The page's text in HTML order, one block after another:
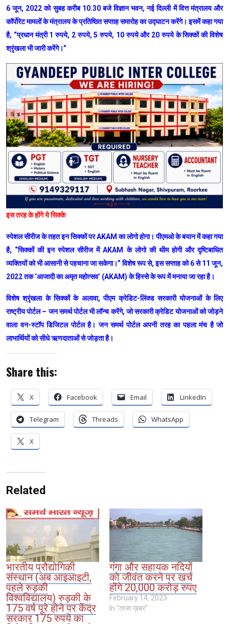
6 जून, 2022 को सुबह करीब 10.30 बजे विज्ञान भवन, नई दिल्ली में वित्त मंत्रालय और
कॉर्पोरेट मामलों के मंत्रालय के प्रतिष्ठित सप्ताह समारोह का उद्घाटन करेंगे। इसमें कहा गया
है, “प्रधान मंत्री 1 रुपये, 2 रुपये, 5 रुपये, 10 रुपये और 20 रुपये के सिक्कों की विशेष
श्रृंखला भी जारी करेंगे।”
इस तरह के होंगे ये सिक्के
स्पेशल सीरीज के तहत इन सिक्कों पर AKAM का लोगो होगा। पीएमओ के बयान में कहा गया
है, “सिक्कों की इन स्पेशल सीरीज में AKAM के लोगो की थीम होगी और दृष्टिबाधित
व्यक्तियों को भी आसानी से पहचाना जा सकेगा।” विशेष रूप से, इस सप्ताह को 6 से 11 जून,
2022 तक ‘आजादी का अमृत महोत्सव’ (AKAM) के हिस्से के रूप में मनाया जा रहा है।
विशेष श्रृंखला के सिक्कों के अलावा, पीएम क्रेडिट-लिंक्ड सरकारी योजनाओं के लिए
राष्ट्रीय पोर्टल – जन समर्थ पोर्टल भी लॉन्च करेंगे, जो सरकारी क्रेडिट योजनाओं को जोड़ने
वाला वन-स्टॉप डिजिटल पोर्टल है। जन समर्थ पोर्टल अपनी तरह का पहला मंच है जो
लाभार्थियों को सीधे ऋणदाताओं से जोड़ता है।
Share this:
X Facebook Email LinkedIn
Telegram Threads WhatsApp
X
Related
भारतीय प्रौद्योगिकी
संस्थान (अब आइआइटी,
पहले रुड़की
विश्वविद्यालय) रुड़की के
175 वर्ष पूरे होने पर केंद्र
सरकार 175 रुपये का
गंगा और सहायक नदियों
को जीवंत करने पर खर्च
होंगे 20,000 करोड़ रुपए
February 14, 2023
In "ताजा ख़बर"